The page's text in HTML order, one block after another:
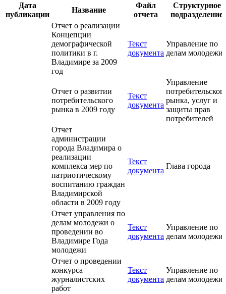
Дата
публикации
Название
Файл
отчета
Структурное
подразделение
Отчет о реализации
Концепции
демографической
политики в г.
Владимире за 2009
год
Текст
документа
Управление по
делам молодежи
Отчет о развитии
потребительского
рынка в 2009 году
Текст
документа
Управление
рынка, услуг и
защиты прав
потребителей
Отчет
администрации
города Владимира о
реализации
комплекса мер по
патриотическому
воспитанию граждан
Владимирской
области в 2009 году
Текст
документа
Глава города
Отчет управления по
делам молодежи о
проведении во
Владимире Года
молодежи
Текст
документа
Управление по
делам молодежи
Отчет о проведении
конкурса
журналистских
работ
Текст
документа
Управление по
делам молодежи